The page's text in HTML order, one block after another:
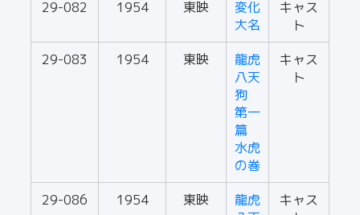
29-082 1954 東映
変化
大名
キャス
ト
29-083
1954 東映
龍虎
八天
狗
第一
篇
水虎
の巻
キャス
ト
29-086 1954 東映
龍虎
キャス